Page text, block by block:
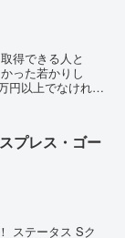
得できる人と
った若かりし
円以上でなければ
プレス・ゴー
ステータス Sク